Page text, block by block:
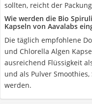
sollten, reicht der
Wie werden die Bio
Kapseln von Aavalabs
Die täglich empfohlene
und Chlorella Algen
ausreichend Flüssigkeit
und als Pulver
werden.